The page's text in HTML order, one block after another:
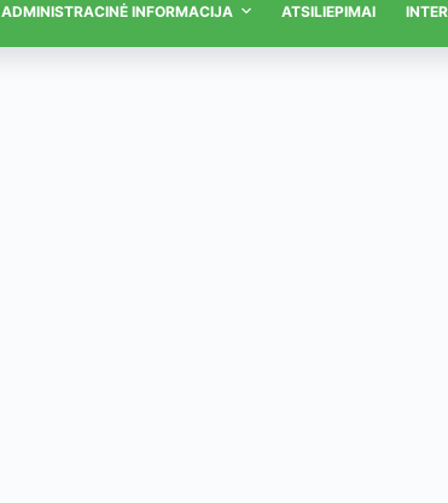
ADMINISTRACINĖ INFORMACIJA ATSILIEPIMAI